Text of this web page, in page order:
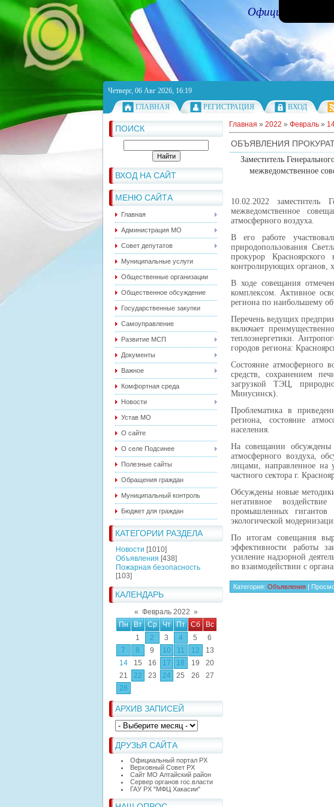
Официальный
Четверг, 06 Авг 2026, 16:19
ГЛАВНАЯ
РЕГИСТРАЦИЯ ВХОД
ПОИСК
ВХОД НА САЙТ
МЕНЮ САЙТА
Главная
Администрация МО
Совет депутатов
Муниципальные услуги
Общественные организации
Общественное обсуждение
Государственные закупки
Самоуправление
Развитие МСП
Документы
Важное
Комфортная среда
Новости
Устав МО
О сайте
О селе Подсинее
Полезные сайты
Обращения граждан
Муниципальный контроль
Бюджет для граждан
КАТЕГОРИИ РАЗДЕЛА
Новости [1010]
Объявления [438]
Пожарная безопасность
[103]
КАЛЕНДАРЬ
« Февраль 2022 »
Пн
Вт Ср Чт Пт Сб
Вс
1
2 3 4 5
6
7
8 9 10 11 12
13
14
15 16 17 18 19
20
21
22 23 24 25 26
27
28
АРХИВ ЗАПИСЕЙ
ДРУЗЬЯ САЙТА
Официальный портал РХ
Верховный Совет РХ
Сайт МО Алтайский район
Сервер органов гос.власти
ГАУ РХ "МФЦ Хакасии"
Главная » 2022 » Февраль »
ОБЪЯВЛЕНИЯ
Заместитель
межведомственное
10.02.2022
межведомственное
атмосферного воздуха.
В его работе
природопользования
прокурор
контролирующих органов,
В ходе совещания
комплексом. Активное
региона по наибольшему
Перечень ведущих
включает
теплоэнергетики.
городов региона:
Состояние атмосферного
средств, сохранением
загрузкой ТЭЦ,
Минусинск).
Проблематика в
региона, состояние
населения.
На совещании обсуждены
атмосферного воздуха,
лицами, направленное на
частного сектора г.
Обсуждены новые
негативное
промышленных гигантов
экологической
По итогам совещания
эффективности работы
усиление надзорной
во взаимодействии с
Категория: Объявления |